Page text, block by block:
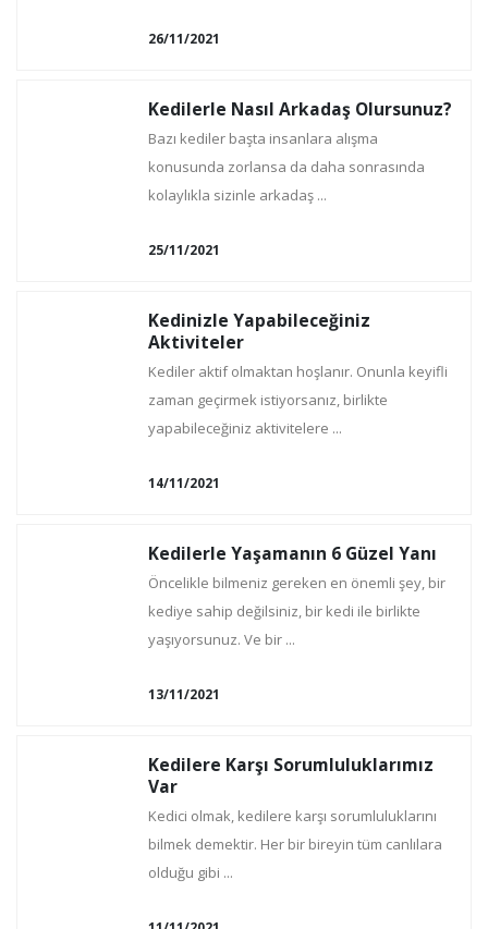
26/11/2021
Kedilerle Nasıl Arkadaş Olursunuz?
Bazı kediler başta insanlara alışma
konusunda zorlansa da daha sonrasında
kolaylıkla sizinle arkadaş ...
25/11/2021
Kedinizle Yapabileceğiniz
Aktiviteler
Kediler aktif olmaktan hoşlanır. Onunla keyifli
zaman geçirmek istiyorsanız, birlikte
yapabileceğiniz aktivitelere ...
14/11/2021
Kedilerle Yaşamanın 6 Güzel Yanı
Öncelikle bilmeniz gereken en önemli şey, bir
kediye sahip değilsiniz, bir kedi ile birlikte
yaşıyorsunuz. Ve bir ...
13/11/2021
Kedilere Karşı Sorumluluklarımız
Var
Kedici olmak, kedilere karşı sorumluluklarını
bilmek demektir. Her bir bireyin tüm canlılara
olduğu gibi ...